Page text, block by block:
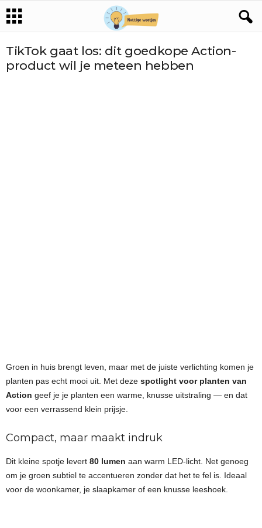
TikTok gaat los: dit goedkope Action-
product wil je meteen hebben
Groen in huis brengt leven, maar met de juiste verlichting komen je
planten pas echt mooi uit. Met deze spotlight voor planten van
Action geef je je planten een warme, knusse uitstraling — en dat
voor een verrassend klein prijsje.
Compact, maar maakt indruk
Dit kleine spotje levert 80 lumen aan warm LED-licht. Net genoeg
om je groen subtiel te accentueren zonder dat het te fel is. Ideaal
voor de woonkamer, je slaapkamer of een knusse leeshoek.